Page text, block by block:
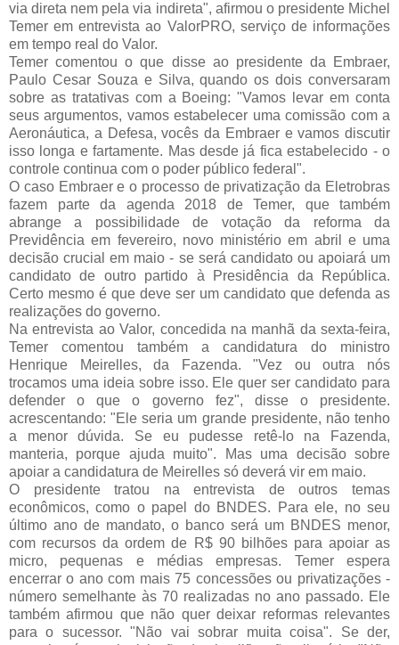
via direta nem pela via indireta", afirmou o presidente Michel
Temer em entrevista ao ValorPRO, serviço de informações
em tempo real do Valor.
Temer comentou o que disse ao presidente da Embraer,
Paulo Cesar Souza e Silva, quando os dois conversaram
sobre as tratativas com a Boeing: "Vamos levar em conta
seus argumentos, vamos estabelecer uma comissão com a
Aeronáutica, a Defesa, vocês da Embraer e vamos discutir
isso longa e fartamente. Mas desde já fica estabelecido - o
controle continua com o poder público federal".
O caso Embraer e o processo de privatização da Eletrobras
fazem parte da agenda 2018 de Temer, que também
abrange a possibilidade de votação da reforma da
Previdência em fevereiro, novo ministério em abril e uma
decisão crucial em maio - se será candidato ou apoiará um
candidato de outro partido à Presidência da República.
Certo mesmo é que deve ser um candidato que defenda as
realizações do governo.
Na entrevista ao Valor, concedida na manhã da sexta-feira,
Temer comentou também a candidatura do ministro
Henrique Meirelles, da Fazenda. "Vez ou outra nós
trocamos uma ideia sobre isso. Ele quer ser candidato para
defender o que o governo fez", disse o presidente.
acrescentando: "Ele seria um grande presidente, não tenho
a menor dúvida. Se eu pudesse retê-lo na Fazenda,
manteria, porque ajuda muito". Mas uma decisão sobre
apoiar a candidatura de Meirelles só deverá vir em maio.
O presidente tratou na entrevista de outros temas
econômicos, como o papel do BNDES. Para ele, no seu
último ano de mandato, o banco será um BNDES menor,
com recursos da ordem de R$ 90 bilhões para apoiar as
micro, pequenas e médias empresas. Temer espera
encerrar o ano com mais 75 concessões ou privatizações -
número semelhante às 70 realizadas no ano passado. Ele
também afirmou que não quer deixar reformas relevantes
para o sucessor. "Não vai sobrar muita coisa". Se der,